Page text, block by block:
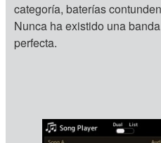
categoría, baterías
Nunca ha existido una
perfecta.